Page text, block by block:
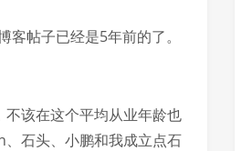
帖子已经是5年前的了。
该在这个平均从业年龄也
石头、小鹏和我成立点石